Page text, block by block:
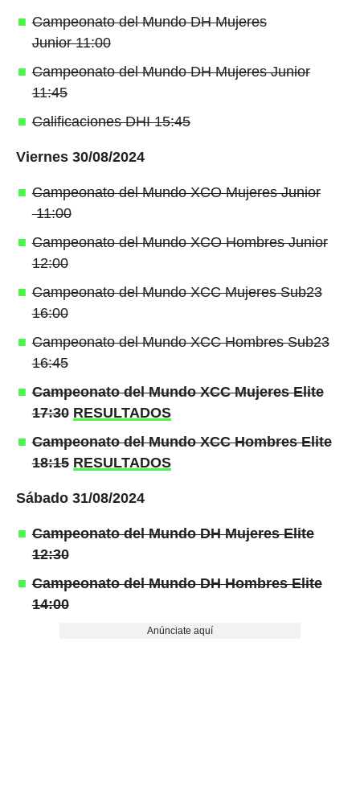
Campeonato del Mundo DH Mujeres
Junior 11:00
Campeonato del Mundo DH Mujeres Junior
11:45
Calificaciones DHI 15:45
Viernes 30/08/2024
Campeonato del Mundo XCO Mujeres Junior
11:00
Campeonato del Mundo XCO Hombres Junior
12:00
Campeonato del Mundo XCC Mujeres Sub23
16:00
Campeonato del Mundo XCC Hombres Sub23
16:45
Campeonato del Mundo XCC Mujeres Elite
17:30 RESULTADOS
Campeonato del Mundo XCC Hombres Elite
18:15 RESULTADOS
Sábado 31/08/2024
Campeonato del Mundo DH Mujeres Elite
12:30
Campeonato del Mundo DH Hombres Elite
14:00
Anúnciate aquí